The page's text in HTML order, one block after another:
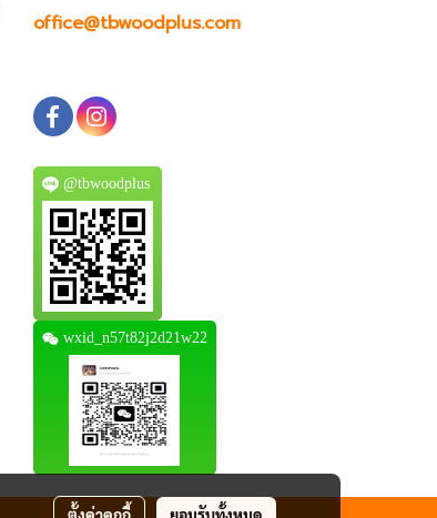
office@tbwoodplus.com
@tbwoodplus
wxid_n57t82j2d21w22